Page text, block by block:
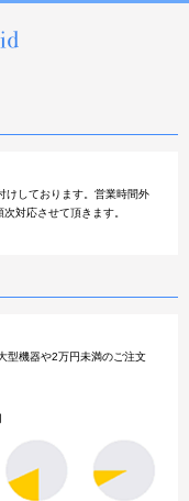
けしております。営業時間外
対応させて頂きます。
型機器や2万円未満のご注文